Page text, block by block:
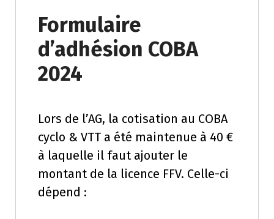
Formulaire
d’adhésion COBA
2024
Lors de l’AG, la cotisation au COBA
cyclo & VTT a été maintenue à 40 €
à laquelle il faut ajouter le
montant de la licence FFV. Celle-ci
dépend :